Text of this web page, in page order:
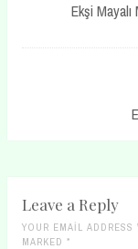
navigation
Ekşi
Leave a Reply
YOUR EMAIL
MARKED *